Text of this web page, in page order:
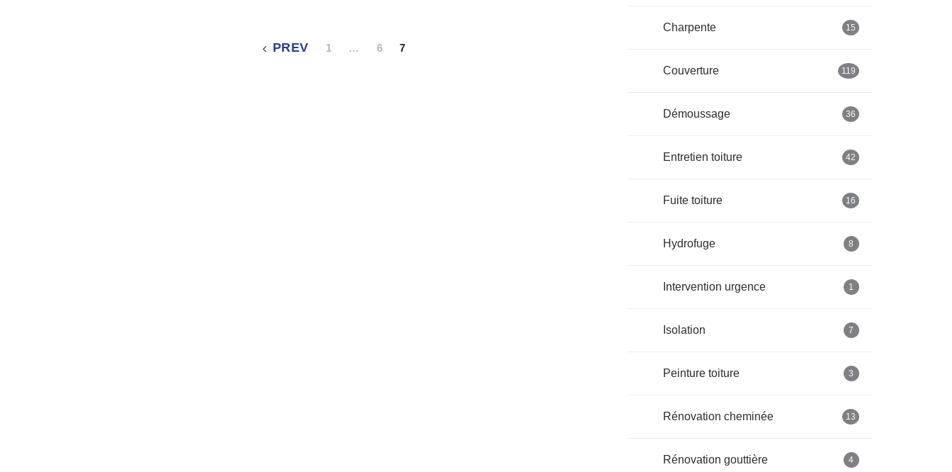
PREV 1 … 6 7
Charpente 15
Couverture 119
Démoussage 36
Entretien toiture 42
Fuite toiture 16
Hydrofuge 8
Intervention urgence 1
Isolation 7
Peinture toiture 3
Rénovation cheminée 13
Rénovation gouttière 4